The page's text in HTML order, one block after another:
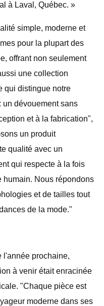
à Laval, Québec. »
simple, moderne et
pour la plupart des
offrant non seulement
une collection
qui distingue notre
un dévouement sans
et à la fabrication",
un produit
qualité avec un
qui respecte à la fois
humain. Nous répondons
et de tailles tout
de la mode."
l'année prochaine,
à venir était enracinée
"Chaque pièce est
moderne dans ses